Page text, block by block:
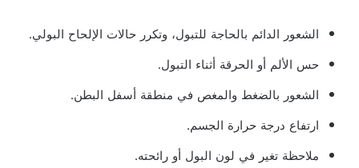
الشعور الدائم بالحاجة للتبول، وتكرر حالات الإلحاح البولي.
حس الألم أو الحرقة أثناء التبول.
الشعور بالضغط والمغص في منطقة أسفل البطن.
ارتفاع درجة حرارة الجسم.
ملاحظة تغير في لون البول أو رائحته.